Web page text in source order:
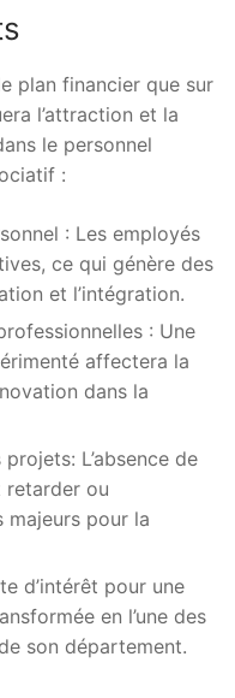
plan financier que sur
l’attraction et la
le personnel
:
: Les employés
ce qui génère des
et l’intégration.
: Une
affectera la
dans la
L’absence de
retarder ou
pour la
d’intérêt pour une
en l’une des
son département.